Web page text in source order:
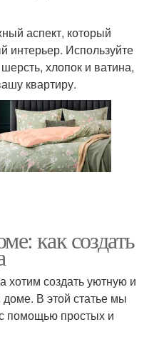
аспект, который
интерьер. Используйте
шерсть, хлопок и ватина,
квартиру.
как создать
хотим создать уютную и
В этой статье мы
помощью простых и